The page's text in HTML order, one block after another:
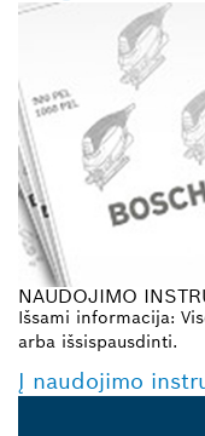
NAUDOJIMO
Išsami informacija:
arba išsispausdinti.
Į naudojimo